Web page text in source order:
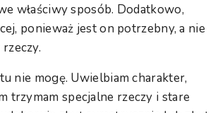
właściwy sposób. Dodatkowo,
ponieważ jest on potrzebny, a nie
nie mogę. Uwielbiam charakter,
trzymam specjalne rzeczy i stare